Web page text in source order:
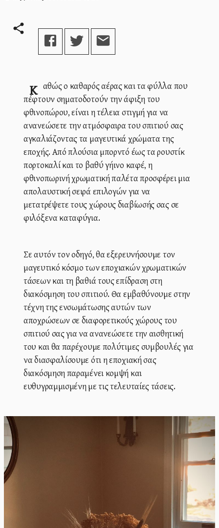
Καθώς ο καθαρός αέρας και τα φύλλα που
πέφτουν σηματοδοτούν την άφιξη του
φθινοπώρου, είναι η τέλεια στιγμή για να
ανανεώσετε την ατμόσφαιρα του σπιτιού σας
αγκαλιάζοντας τα μαγευτικά χρώματα της
εποχής. Από πλούσια μπορντό έως τα ρουστίκ
πορτοκαλί και το βαθύ γήινο καφέ, η
φθινοπωρινή χρωματική παλέτα προσφέρει μια
απολαυστική σειρά επιλογών για να
μετατρέψετε τους χώρους διαβίωσής σας σε
φιλόξενα καταφύγια.
Σε αυτόν τον οδηγό, θα εξερευνήσουμε τον
μαγευτικό κόσμο των εποχιακών χρωματικών
τάσεων και τη βαθιά τους επίδραση στη
διακόσμηση του σπιτιού. Θα εμβαθύνουμε στην
τέχνη της ενσωμάτωσης αυτών των
αποχρώσεων σε διαφορετικούς χώρους του
σπιτιού σας για να ανανεώσετε την αισθητική
του και θα παρέχουμε πολύτιμες συμβουλές για
να διασφαλίσουμε ότι η εποχιακή σας
διακόσμηση παραμένει κομψή και
ευθυγραμμισμένη με τις τελευταίες τάσεις.